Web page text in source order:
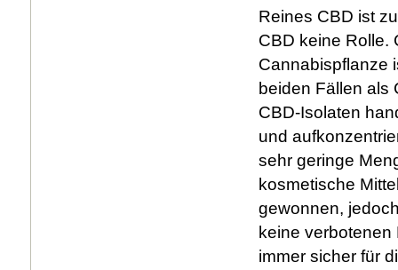
Reines CBD ist
CBD keine Rolle.
Cannabispflanze
beiden Fällen als
CBD-Isolaten
und
sehr geringe
kosmetische
gewonnen,
keine
immer sicher für